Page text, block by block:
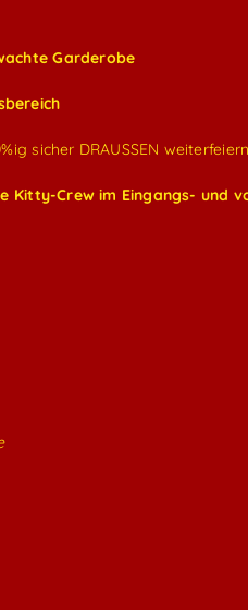
Garderobe
sicher DRAUSSEN
Kitty-Crew im Eingangs- und